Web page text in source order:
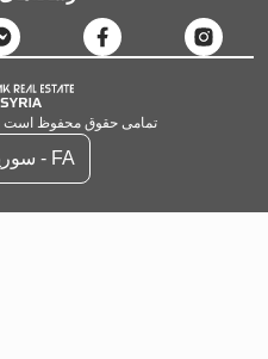
تمامی حقوق محفوظ است برای
FA - سوریه